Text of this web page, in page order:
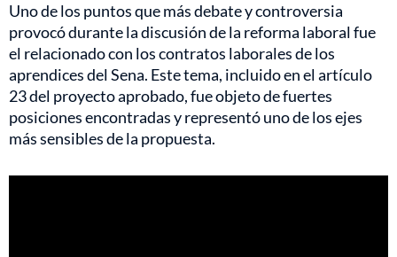
Uno de los puntos que más debate y controversia
provocó durante la discusión de la reforma laboral fue
el relacionado con los contratos laborales de los
aprendices del Sena. Este tema, incluido en el artículo
23 del proyecto aprobado, fue objeto de fuertes
posiciones encontradas y representó uno de los ejes
más sensibles de la propuesta.